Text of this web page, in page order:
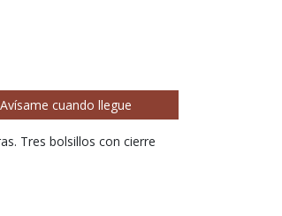
Avísame cuando llegue
Tres bolsillos con cierre